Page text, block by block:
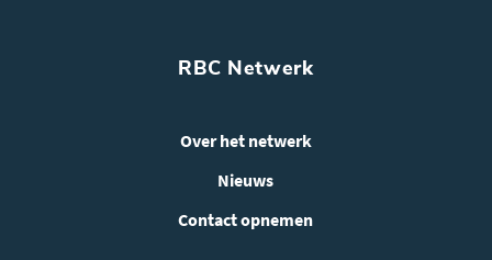
RBC Netwerk
Over het netwerk
Nieuws
Contact opnemen